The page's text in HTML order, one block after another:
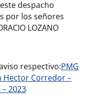
despacho
por los señores
LOZANO
respectivo:PMG
Hector Corredor –
2023